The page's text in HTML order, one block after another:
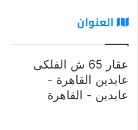
العنوان
عقار 65 ش الفلكى
عابدين القاهرة -
عابدين - القاهرة